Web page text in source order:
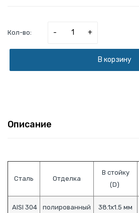
Кол-во: - +
В корзину
Описание
Сталь Отделка
В стойку
(D)
AISI 304 полированный 38.1х1.5 мм